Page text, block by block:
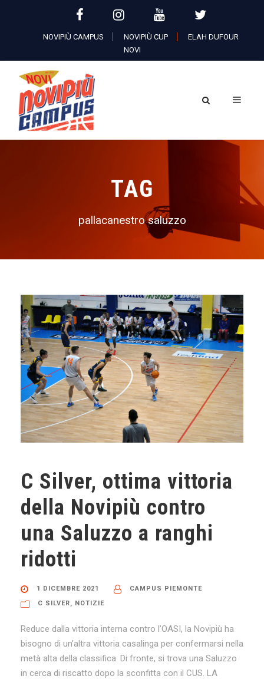
NOVIPIÙ CAMPUS NOVIPIÙ CUP
ELAH DUFOUR
NOVI
TAG
pallacanestro saluzzo
C Silver, ottima vittoria
della Novipiù contro
una Saluzzo a ranghi
ridotti
1 DICEMBRE 2021
CAMPUS PIEMONTE
C SILVER, NOTIZIE
Reduce dalla vittoria interna contro l’OASI, la Novipiù ha
bisogno di un’altra vittoria casalinga per confermarsi nella
metà alta della classifica. Di fronte, si trova una Saluzzo
in cerca di riscatto dopo la sconfitta con il CUS. LA